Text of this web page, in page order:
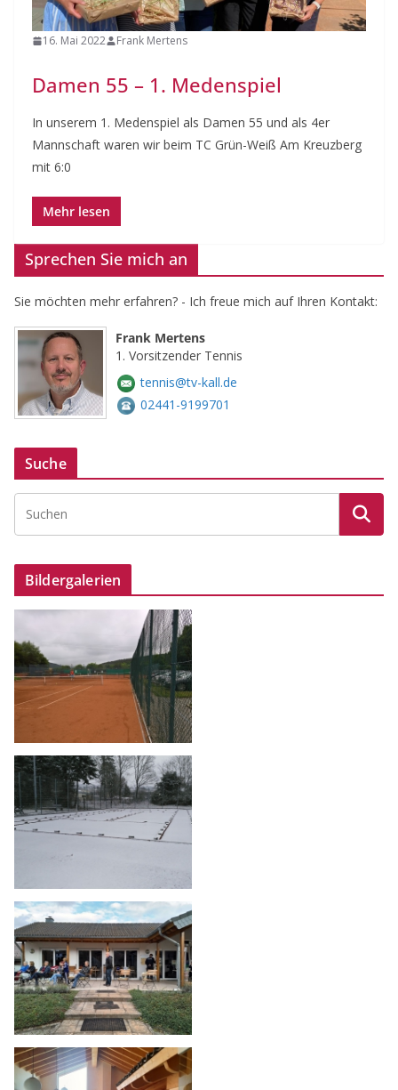
16. Mai 2022 Frank Mertens
Damen 55 – 1. Medenspiel
In unserem 1. Medenspiel als Damen 55 und als 4er
Mannschaft waren wir beim TC Grün-Weiß Am Kreuzberg
mit 6:0
Sprechen Sie mich an
Sie möchten mehr erfahren? - Ich freue mich auf Ihren Kontakt:
Frank Mertens
1. Vorsitzender Tennis
tennis@tv-kall.de
02441-9199701
Suche
Bildergalerien